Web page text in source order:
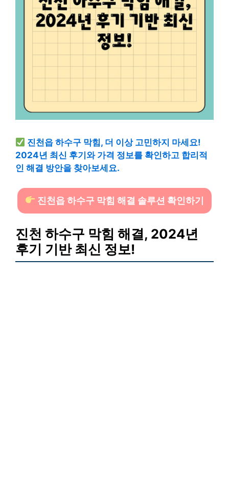
진천읍 하수구 막힘, 더 이상 고민하지 마세요!
2024년 최신 후기와 가격 정보를 확인하고 합리적
인 해결 방안을 찾아보세요.
진천읍 하수구 막힘 해결 솔루션 확인하기
진천 하수구 막힘 해결, 2024년
후기 기반 최신 정보!